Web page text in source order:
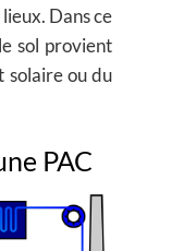
Dans ce
sol provient
solaire ou du
PAC